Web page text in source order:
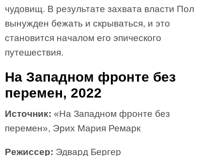
чудовищ. В результате захвата власти Пол
вынужден бежать и скрываться, и это
становится началом его эпического
путешествия.
На Западном фронте без
перемен, 2022
Источник: «На Западном фронте без
перемен», Эрих Мария Ремарк
Режиссер: Эдвард Бергер